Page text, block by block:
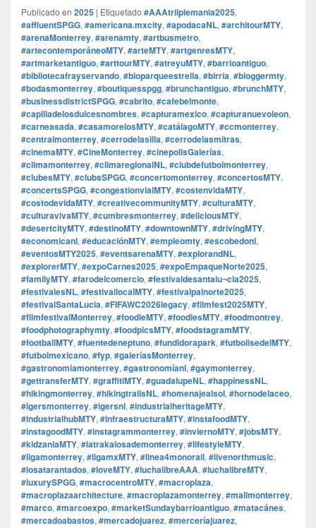
Publicado en 2025 | Etiquetado #AAAtriiplemania2025,
#affluentSPGG, #americana.mxcity, #apodacaNL, #architourMTY,
#arenaMonterrey, #arenamty, #artbusmetro,
#artecontemporáneoMTY, #arteMTY, #artgenresMTY,
#artmarketantiguo, #arttourMTY, #atreyuMTY, #barrioantiguo,
#bibliotecafrayservando, #bioparqueestrella, #birria, #bloggermty,
#bodasmonterrey, #boutiquesspgg, #brunchantiguo, #brunchMTY,
#businessdistrictSPGG, #cabrito, #cafebelmonte,
#capilladelosdulcesnombres, #capturamexico, #capturanuevoleon,
#carneasada, #casamorelosMTY, #catálagoMTY, #ccmonterrey,
#centralmonterrey, #cerrodelasilla, #cerrodelasmitras,
#cinemaMTY, #CineMonterrey, #cinepolisGalerías,
#climamonterrey, #climaregionalNL, #clubdefutbolmonterrey,
#clubesMTY, #clubsSPGG, #concertomonterrey, #concertosMTY,
#concertsSPGG, #congestionvialMTY, #costenvidaMTY,
#costodevidaMTY, #creativecommunityMTY, #culturaMTY,
#culturavivaMTY, #cumbresmonterrey, #deliciousMTY,
#desertcityMTY, #destinoMTY, #downtownMTY, #drivingMTY,
#economicanl, #educaciónMTY, #empleomty, #escobedonl,
#eventosMTY2025, #eventsarenaMTY, #explorandNL,
#explorerMTY, #expoCarnes2025, #expoEmpaqueNorte2025,
#familyMTY, #farodelcomercio, #festivaldesantalu¬cia2025,
#festivalesNL, #festivallocalMTY, #festivalpalnorte2025,
#festivalSantaLucia, #FIFAWC2026legacy, #filmfest2025MTY,
#filmfestivalMonterrey, #foodieMTY, #foodiesMTY, #foodmontrey,
#foodphotographymty, #foodpicsMTY, #foodstagramMTY,
#footballMTY, #fuentedeneptuno, #fundidorapark, #futbolisedelMTY,
#futbolmexicano, #fyp, #galeríasMonterrey,
#gastronomiamonterrey, #gastronomíanl, #gaymonterrey,
#gettransferMTY, #graffitiMTY, #guadalupeNL, #happinessNL,
#hikingmonterrey, #hikingtrailsNL, #homenajealsol, #hornodelaceo,
#igersmonterrey, #igersnl, #industrialheritageMTY,
#industrialhubMTY, #infraestructuraMTY, #instafoodMTY,
#instagoodMTY, #instagrammonterrey, #inviernoMTY, #jobsMTY,
#kidzaniaMTY, #latrakalosademonterrey, #lifestyleMTY,
#ligamonterrey, #ligamxMTY, #linea4monorail, #livenorthmusic,
#losatarantados, #loveMTY, #luchalibreAAA, #luchalibreMTY,
#luxurySPGG, #macrocentroMTY, #macroplaza,
#macroplazaarchitecture, #macroplazamonterrey, #mallmonterrey,
#marco, #marcoexpo, #marketSundaybarrioantiguo, #matacánes,
#mercadoabastos, #mercadojuarez, #merceríajuarez,